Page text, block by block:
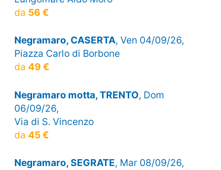
da 56 €
Negramaro, CASERTA, Ven 04/09/26,
Piazza Carlo di Borbone
da 49 €
Negramaro motta, TRENTO, Dom
06/09/26,
Via di S. Vincenzo
da 45 €
Negramaro, SEGRATE, Mar 08/09/26,